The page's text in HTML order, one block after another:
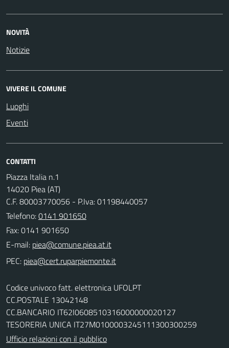
NOVITÀ
Notizie
VIVERE IL COMUNE
Luoghi
Eventi
CONTATTI
Piazza Italia n.1
14020 Piea (AT)
C.F. 80003770056 - P.Iva: 01198440057
Telefono:0141 901650
Fax: 0141 901650
E-mail:
PEC:
Codice univoco fatt. elettronica UFOLPT
CC.POSTALE 13042148
CC.BANCARIO IT62I0608510316000000020127
TESORERIA UNICA IT27M0100003245111300300259
Ufficio relazioni con il pubblico